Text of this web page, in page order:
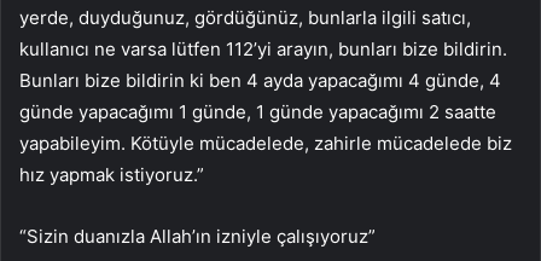
yerde, duyduğunuz, gördüğünüz, bunlarla ilgili satıcı,
kullanıcı ne varsa lütfen 112’yi arayın, bunları bize bildirin.
Bunları bize bildirin ki ben 4 ayda yapacağımı 4 günde, 4
günde yapacağımı 1 günde, 1 günde yapacağımı 2 saatte
yapabileyim. Kötüyle mücadelede, zahirle mücadelede biz
hız yapmak istiyoruz.”
“Sizin duanızla Allah’ın izniyle çalışıyoruz”